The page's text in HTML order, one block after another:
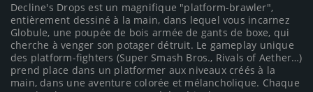
Decline's Drops est un magnifique "platform-brawler",
entièrement dessiné à la main, dans lequel vous incarnez
Globule, une poupée de bois armée de gants de boxe, qui
cherche à venger son potager détruit. Le gameplay unique
des platform-fighters (Super Smash Bros., Rivals of Aether…)
prend place dans un platformer aux niveaux créés à la
main, dans une aventure colorée et mélancholique. Chaque